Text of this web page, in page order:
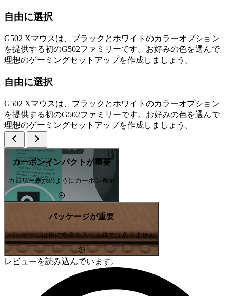
自由に選択
G502 Xマウスは、ブラックとホワイトのカラーオプション
を提供する初のG502ファミリーです。お好みの色を選んで
理想のゲーミングセットアップを作成しましょう。
自由に選択
G502 Xマウスは、ブラックとホワイトのカラーオプション
を提供する初のG502ファミリーです。お好みの色を選んで
理想のゲーミングセットアップを作成しましょう。
カーボンインパクトが重要
カロリー表示のようにカーボン表示
パッケージが重要
パッケージは単に中身を入れる箱ではありません
レビューを読み込んでいます。